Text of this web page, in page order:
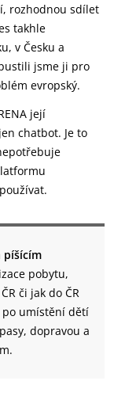
rozhodnou sdílet
takhle
v Česku a
jsme ji pro
evropský.
její
chatbot. Je to
píšícím
pobytu,
či jak do ČR
po umístění dětí
dopravou a